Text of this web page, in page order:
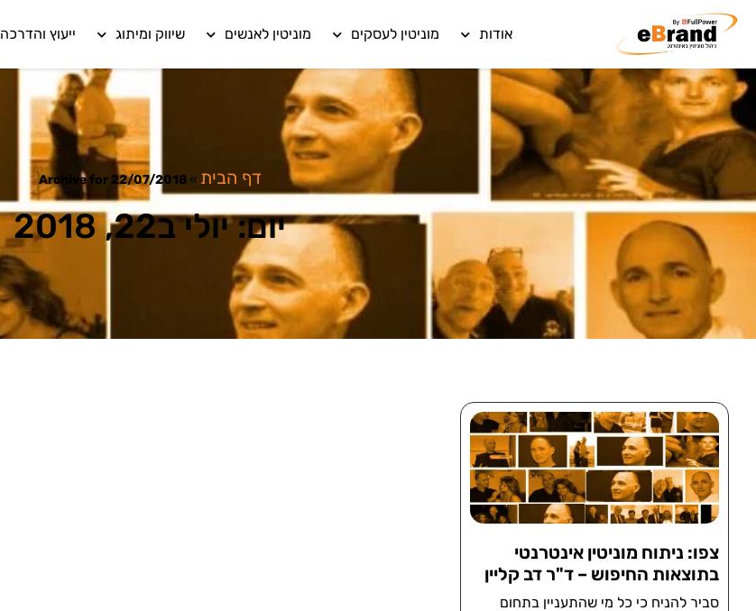
אודות מוניטין לעסקים מוניטין לאנשים שיווק ומיתוג ייעוץ והדרכה
דף הבית »
Archive for 22/07/2018
יום: יולי ב22, 2018
צפו: ניתוח מוניטין אינטרנטי
בתוצאות החיפוש – ד"ר דב קליין
סביר להניח כי כל מי שהתעניין בתחום